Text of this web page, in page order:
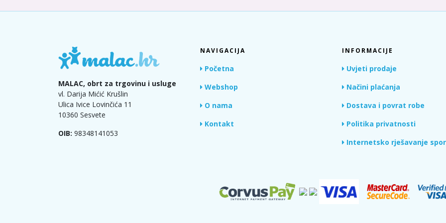
MALAC, obrt za trgovinu i usluge
vl. Darija Mićić Krušlin
Ulica Ivice Lovinčića 11
10360 Sesvete
OIB: 98348141053
NAVIGACIJA
Početna
Webshop
O nama
Kontakt
INFORMACIJE
Uvjeti prodaje
Načini plaćanja
Dostava i povrat robe
Politika privatnosti
Internetsko rješavanje